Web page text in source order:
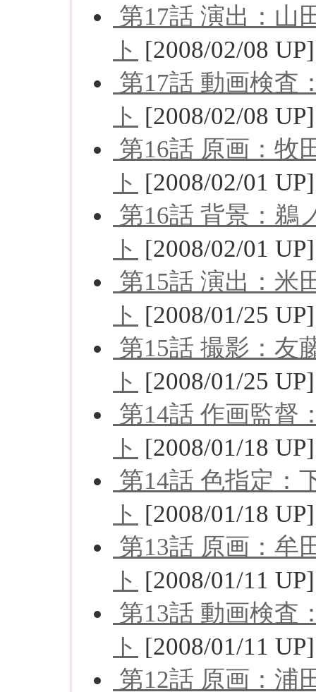
第17話 演出：山
ト [2008/02/08 UP]
第17話 動画検査
ト [2008/02/08 UP]
第16話 原画：牧
ト [2008/02/01 UP]
第16話 背景：鵜
ト [2008/02/01 UP]
第15話 演出：米
ト [2008/01/25 UP]
第15話 撮影：友
ト [2008/01/25 UP]
第14話 作画監督
ト [2008/01/18 UP]
第14話 色指定：
ト [2008/01/18 UP]
第13話 原画：牟
ト [2008/01/11 UP]
第13話 動画検査
ト [2008/01/11 UP]
第12話 原画：浦